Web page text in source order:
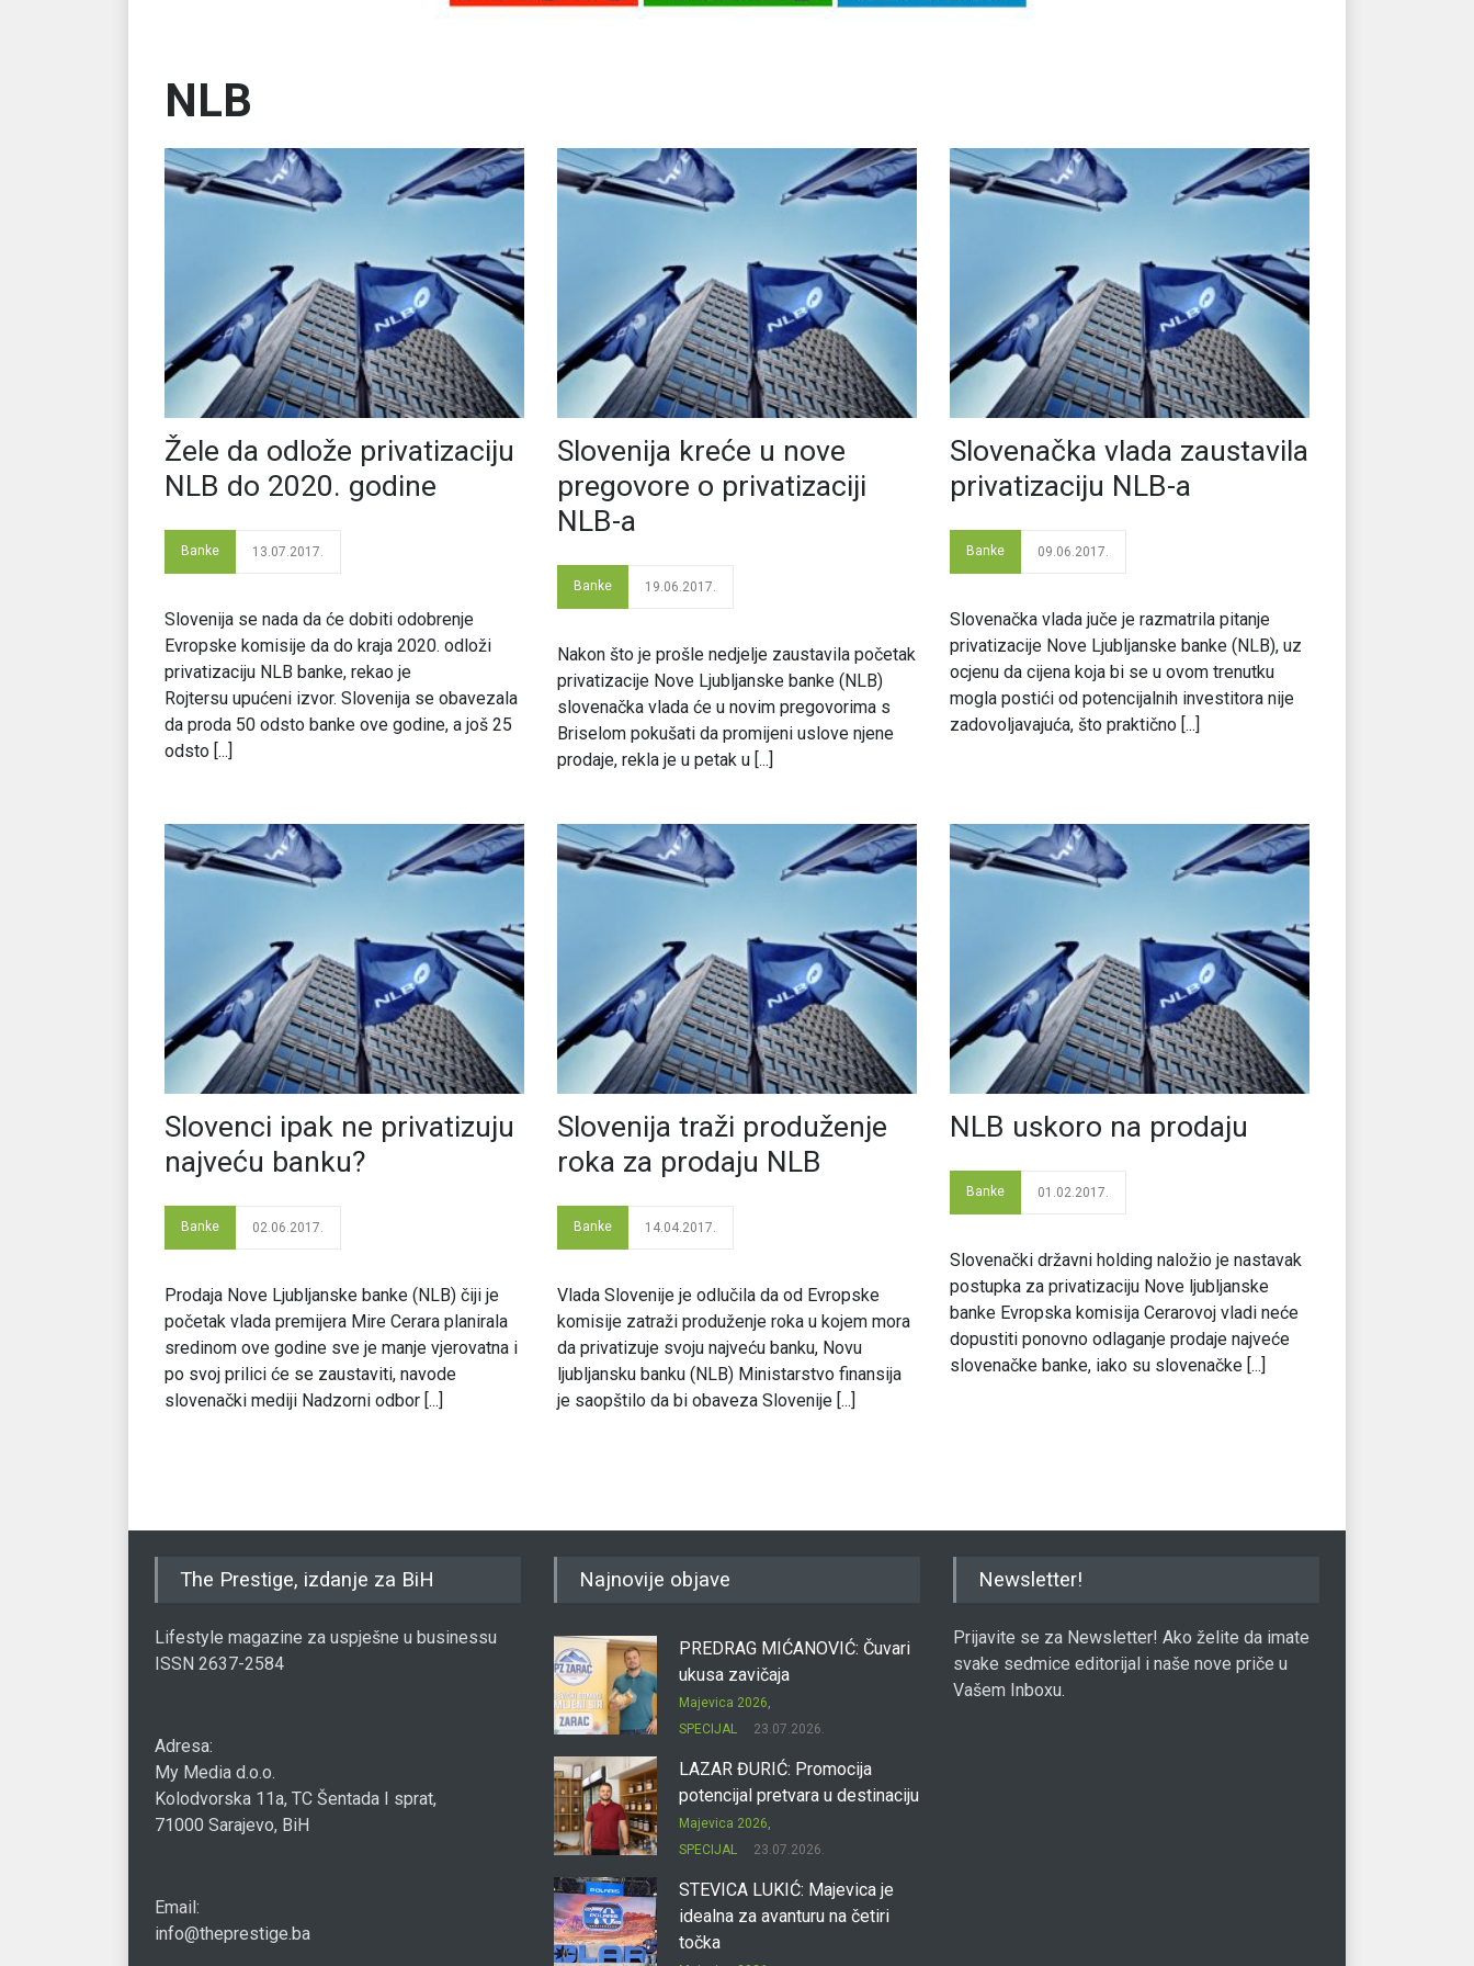
NLB
Žele da odlože privatizaciju
NLB do 2020. godine
Banke 13.07.2017.
Slovenija se nada da će dobiti odobrenje
Evropske komisije da do kraja 2020. odloži
privatizaciju NLB banke, rekao je
Rojtersu upućeni izvor. Slovenija se obavezala
da proda 50 odsto banke ove godine, a još 25
odsto [...]
Slovenija kreće u nove
pregovore o privatizaciji
NLB-a
Banke 19.06.2017.
Nakon što je prošle nedjelje zaustavila početak
privatizacije Nove Ljubljanske banke (NLB)
slovenačka vlada će u novim pregovorima s
Briselom pokušati da promijeni uslove njene
prodaje, rekla je u petak u [...]
Slovenačka vlada zaustavila
privatizaciju NLB-a
Banke 09.06.2017.
Slovenačka vlada juče je razmatrila pitanje
privatizacije Nove Ljubljanske banke (NLB), uz
ocjenu da cijena koja bi se u ovom trenutku
mogla postići od potencijalnih investitora nije
zadovoljavajuća, što praktično [...]
Slovenci ipak ne privatizuju
najveću banku?
Banke 02.06.2017.
Prodaja Nove Ljubljanske banke (NLB) čiji je
početak vlada premijera Mire Cerara planirala
sredinom ove godine sve je manje vjerovatna i
po svoj prilici će se zaustaviti, navode
slovenački mediji Nadzorni odbor [...]
Slovenija traži produženje
roka za prodaju NLB
Banke 14.04.2017.
Vlada Slovenije je odlučila da od Evropske
komisije zatraži produženje roka u kojem mora
da privatizuje svoju najveću banku, Novu
ljubljansku banku (NLB) Ministarstvo finansija
je saopštilo da bi obaveza Slovenije [...]
NLB uskoro na prodaju
Banke 01.02.2017.
Slovenački državni holding naložio je nastavak
postupka za privatizaciju Nove ljubljanske
banke Evropska komisija Cerarovoj vladi neće
dopustiti ponovno odlaganje prodaje najveće
slovenačke banke, iako su slovenačke [...]
The Prestige, izdanje za BiH
Lifestyle magazine za uspješne u businessu
ISSN 2637-2584
Adresa:
My Media d.o.o.
Kolodvorska 11a, TC Šentada I sprat,
71000 Sarajevo, BiH
Email:
info@theprestige.ba
Najnovije objave
PREDRAG MIĆANOVIĆ: Čuvari
ukusa zavičaja
Majevica 2026,
SPECIJAL
23.07.2026.
LAZAR ĐURIĆ: Promocija
potencijal pretvara u destinaciju
Majevica 2026,
SPECIJAL
23.07.2026.
STEVICA LUKIĆ: Majevica je
idealna za avanturu na četiri
točka
Newsletter!
Prijavite se za Newsletter! Ako želite da imate
svake sedmice editorijal i naše nove priče u
Vašem Inboxu.